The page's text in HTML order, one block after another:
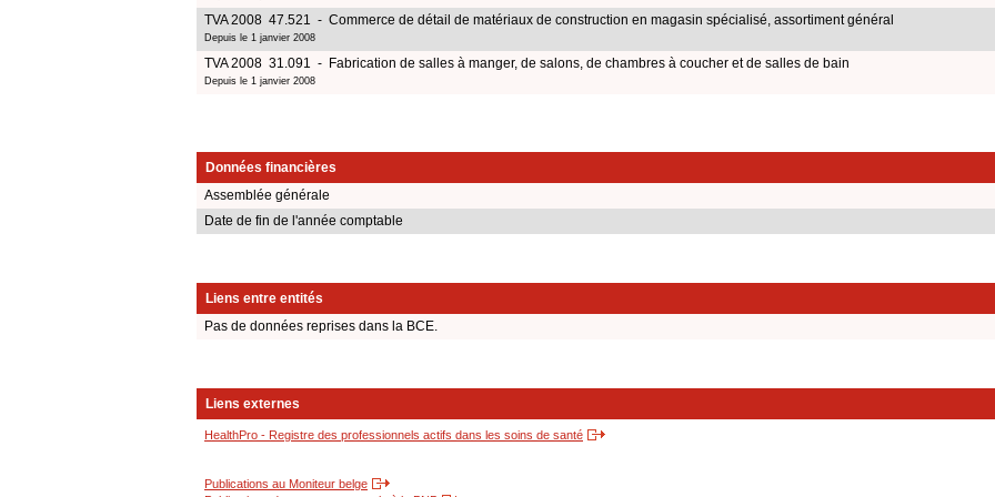
TVA 2008 47.521 - Commerce de détail de matériaux de construction en magasin spécialisé, assortiment général
Depuis le 1 janvier 2008
TVA 2008 31.091 - Fabrication de salles à manger, de salons, de chambres à coucher et de salles de bain
Depuis le 1 janvier 2008
Données financières
Assemblée générale
Date de fin de l'année comptable
Liens entre entités
Pas de données reprises dans la BCE.
Liens externes
HealthPro - Registre des professionnels actifs dans les soins de santé
Publications au Moniteur belge